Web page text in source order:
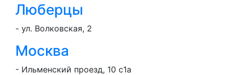
Люберцы
- ул. Волковская, 2
Москва
- Ильменский проезд, 10 с1а